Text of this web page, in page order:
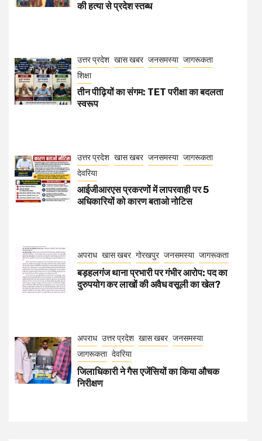
की हत्या से प्रदेश स्तब्ध
उत्तर प्रदेश खास खबर जनसमस्या जागरूकता
शिक्षा
तीन पीढ़ियों का संगम: TET परीक्षा का बदलता
स्वरूप
उत्तर प्रदेश खास खबर जनसमस्या जागरूकता
देवरिया
आईजीआरएस प्रकरणों में लापरवाही पर 5
अधिकारियों को कारण बताओ नोटिस
अपराध खास खबर गोरखपुर जनसमस्या जागरूकता
बड़हलगंज थाना प्रभारी पर गंभीर आरोप: पद का
दुरुपयोग कर लाखों की अवैध वसूली का खेल?
अपराध उत्तर प्रदेश खास खबर जनसमस्या
जागरूकता देवरिया
जिलाधिकारी ने गैस एजेंसियों का किया औचक
निरीक्षण